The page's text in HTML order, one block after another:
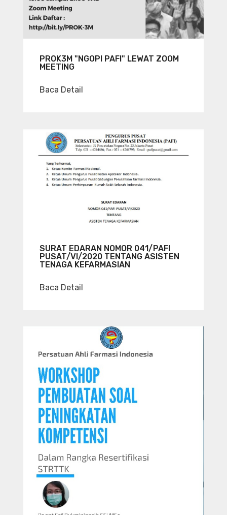
PROK3M "NGOPI PAFI" LEWAT ZOOM
MEETING
Baca Detail
SURAT EDARAN NOMOR 041/PAFI
PUSAT/VI/2020 TENTANG ASISTEN
TENAGA KEFARMASIAN
Baca Detail